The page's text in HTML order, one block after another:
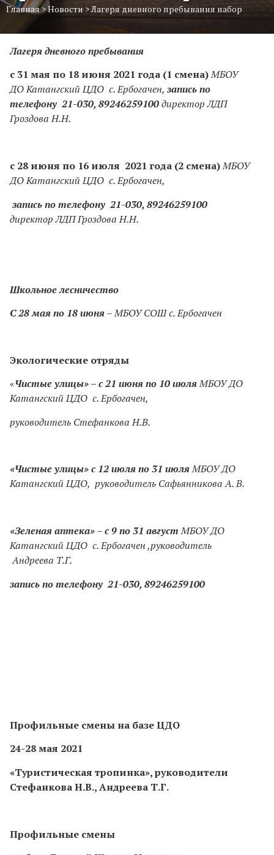
Главная>Новости >Лагеря дневного пребывания набор
Лагеря дневного пребывания
с 31 мая по 18 июня 2021 года (1 смена)МБОУ
ДО Катангский ЦДО с. Ербогачен, запись по
телефону 21-030, 89246259100директор ЛДП
Гроздова Н.Н.
с 28 июня по 16 июля 2021 года (2 смена)МБОУ
ДО Катангский ЦДО с. Ербогачен,
запись по телефону 21-030, 89246259100
директор ЛДП Гроздова Н.Н.
Школьное лесничество
С 28 мая по 18 июня– МБОУ СОШ с. Ербогачен
Экологические отряды
«Чистые улицы»– с 21 июня по 10 июляМБОУ ДО
Катангский ЦДО с. Ербогачен,
руководитель Стефанкова Н.В.
«Чистые улицы»с 12 июля по 31 июляМБОУ ДО
Катангский ЦДО, руководитель Сафьянникова А. В.
«Зеленая аптека»– с 9 по 31 августМБОУ ДО
Катангский ЦДО с. Ербогачен ,руководитель
Андреева Т.Г.
запись по телефону 21-030, 89246259100
Профильные смены на базе ЦДО
24-28 мая 2021
«Туристическая тропинка», руководители
Стефанкова Н.В., Андреева Т.Г.
Профильные смены